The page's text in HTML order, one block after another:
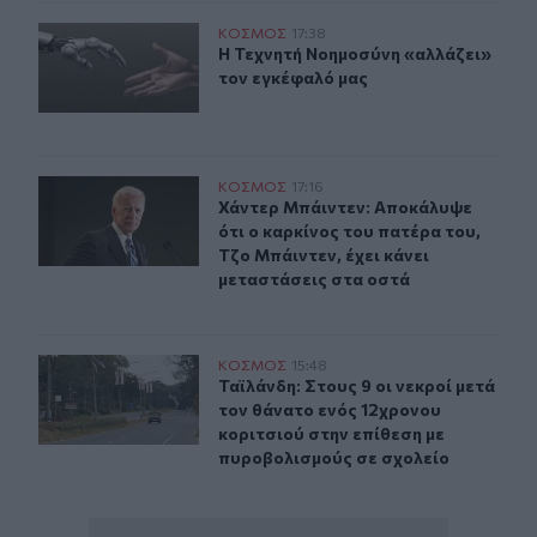
Η Τεχνητή Νοημοσύνη «αλλάζει» τον εγκέφαλό μας
ΚΟΣΜΟΣ 17:38
Η Τεχνητή Νοημοσύνη «αλλάζει»
Η Τεχνητή Νοημοσύνη «αλλάζει»
τον εγκέφαλό μας
Χάντερ Μπάιντεν: Αποκάλυψε ότι ο καρκίνος του
ΚΟΣΜΟΣ 17:16
Χάντερ Μπάιντεν: Αποκάλυψε ότι ο
Χάντερ Μπάιντεν: Αποκάλυψε
ότι ο καρκίνος του πατέρα του,
Τζο Μπάιντεν, έχει κάνει
μεταστάσεις στα οστά
Ταϊλάνδη: Στους 9 οι νεκροί μετά τον θάνατο ενός
ΚΟΣΜΟΣ 15:48
Ταϊλάνδη: Στους 9 οι νεκροί μετά
Ταϊλάνδη: Στους 9 οι νεκροί μετά
τον θάνατο ενός 12χρονου
κοριτσιού στην επίθεση με
πυροβολισμούς σε σχολείο